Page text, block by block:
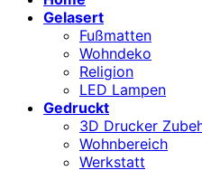
Gelasert
Fußmatten
Wohndeko
Religion
LED Lampen
Gedruckt
3D Drucker
Wohnbereich
Werkstatt